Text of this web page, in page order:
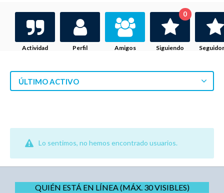
Actividad Perfil Amigos Siguiendo
0
ÚLTIMO ACTIVO
Lo sentimos, no hemos encontrado usuarios.
QUIÉN ESTÁ EN LÍNEA (MÁX. 30 VISIBLES)